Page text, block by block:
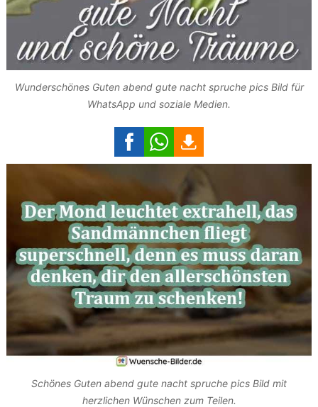
Wunderschönes Guten abend gute nacht spruche pics Bild für
WhatsApp und soziale Medien.
Schönes Guten abend gute nacht spruche pics Bild mit
herzlichen Wünschen zum Teilen.